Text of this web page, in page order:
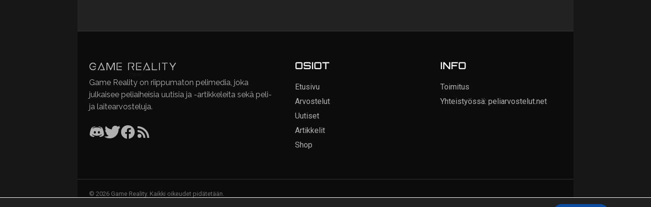
Game Reality on riippumaton pelimedia, joka
julkaisee peliaiheisia uutisia ja -artikkeleita sekä peli-
ja laitearvosteluja.
OSIOT
Etusivu
Arvostelut
Uutiset
Artikkelit
Shop
INFO
Toimitus
Yhteistyössä: peliarvostelut.net
© 2026 Game Reality. Kaikki oikeudet pidätetään.